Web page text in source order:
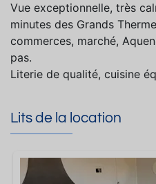
Vue exceptionnelle, très
minutes des Grands
commerces, marché,
pas.
Literie de qualité, cuisine
Lits de la location